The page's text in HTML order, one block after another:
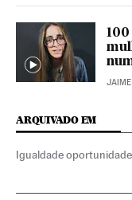
ARQUIVADO EM
Igualdade